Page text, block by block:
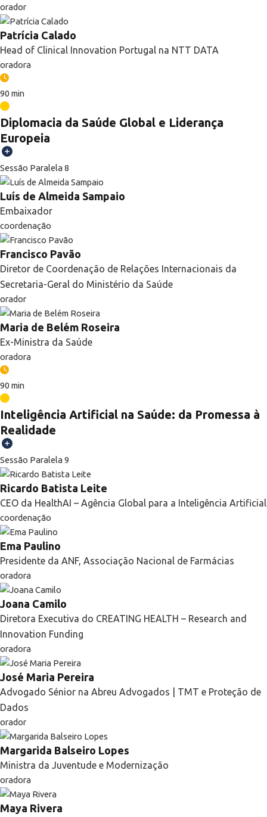
orador
Patrícia Calado
Head of Clinical Innovation Portugal na NTT DATA
oradora
90 min
Diplomacia da Saúde Global e Liderança
Europeia
Sessão Paralela 8
Luís de Almeida Sampaio
Embaixador
coordenação
Francisco Pavão
Diretor de Coordenação de Relações Internacionais da
Secretaria-Geral do Ministério da Saúde
orador
Maria de Belém Roseira
Ex-Ministra da Saúde
oradora
90 min
Inteligência Artificial na Saúde: da Promessa à
Realidade
Sessão Paralela 9
Ricardo Batista Leite
CEO da HealthAI – Agência Global para a Inteligência Artificial
coordenação
Ema Paulino
Presidente da ANF, Associação Nacional de Farmácias
oradora
Joana Camilo
Diretora Executiva do CREATING HEALTH – Research and
Innovation Funding
oradora
José Maria Pereira
Advogado Sénior na Abreu Advogados | TMT e Proteção de
Dados
orador
Margarida Balseiro Lopes
Ministra da Juventude e Modernização
oradora
Maya Rivera